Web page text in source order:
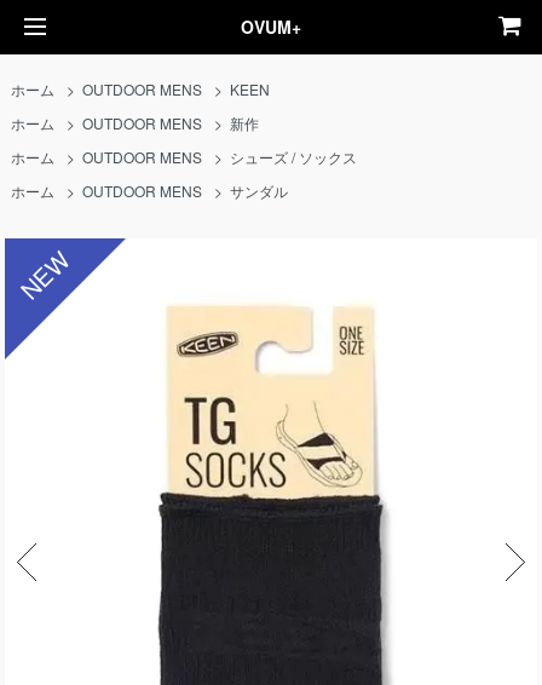
OVUM+
ホーム >OUTDOOR MENS > KEEN
ホーム
>OUTDOOR MENS > 新作
ホーム
>OUTDOOR MENS > シューズ / ソックス
ホーム
>OUTDOOR MENS >サンダル
NEW